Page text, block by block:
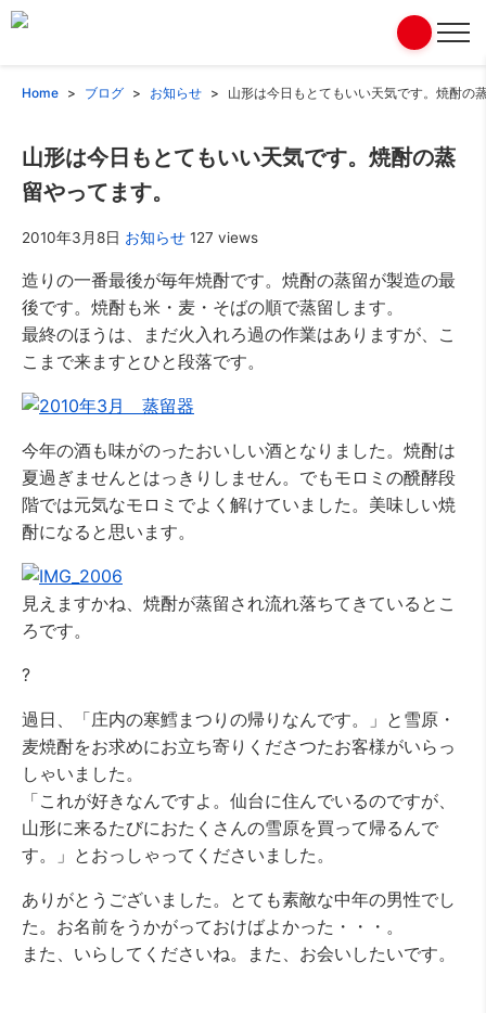
Home ブログ お知らせ 山形は今日もとてもいい天気です。焼酎の
山形は今日もとてもいい天気です。焼酎の蒸
留やってます。
2010年3月8日 お知らせ 127 views
造りの一番最後が毎年焼酎です。焼酎の蒸留が製造の最
後です。焼酎も米・麦・そばの順で蒸留します。
最終のほうは、まだ火入れろ過の作業はありますが、こ
こまで来ますとひと段落です。
今年の酒も味がのったおいしい酒となりました。焼酎は
夏過ぎませんとはっきりしません。でもモロミの醗酵段
階では元気なモロミでよく解けていました。美味しい焼
酎になると思います。
見えますかね、焼酎が蒸留され流れ落ちてきているとこ
ろです。
?
過日、「庄内の寒鱈まつりの帰りなんです。」と雪原・
麦焼酎をお求めにお立ち寄りくださつたお客様がいらっ
しゃいました。
「これが好きなんですよ。仙台に住んでいるのですが、
山形に来るたびにおたくさんの雪原を買って帰るんで
す。」とおっしゃってくださいました。
ありがとうございました。とても素敵な中年の男性でし
た。お名前をうかがっておけばよかった・・・。
また、いらしてくださいね。また、お会いしたいです。